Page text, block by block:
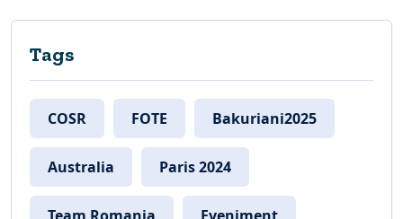
Tags
COSR FOTE Bakuriani2025
Australia Paris 2024